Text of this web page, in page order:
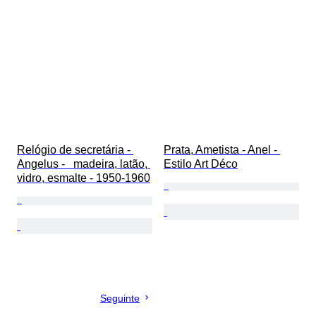
Relógio de secretária -
Angelus -   madeira, latão,
vidro, esmalte - 1950-1960
Prata, Ametista - Anel -
Estilo Art Déco
Seguinte